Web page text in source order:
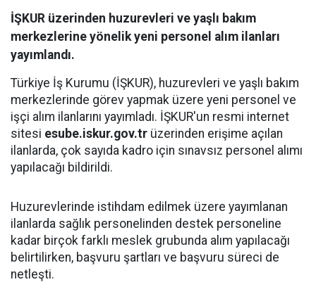
İŞKUR üzerinden huzurevleri ve yaşlı bakım
merkezlerine yönelik yeni personel alım ilanları
yayımlandı.
Türkiye İş Kurumu (İŞKUR), huzurevleri ve yaşlı bakım
merkezlerinde görev yapmak üzere yeni personel ve
işçi alım ilanlarını yayımladı. İŞKUR'un resmi internet
sitesi esube.iskur.gov.tr üzerinden erişime açılan
ilanlarda, çok sayıda kadro için sınavsız personel alımı
yapılacağı bildirildi.
Huzurevlerinde istihdam edilmek üzere yayımlanan
ilanlarda sağlık personelinden destek personeline
kadar birçok farklı meslek grubunda alım yapılacağı
belirtilirken, başvuru şartları ve başvuru süreci de
netleşti.